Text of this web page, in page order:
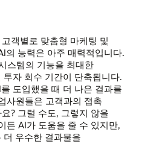
객별로 맞춤형 마케팅 및
의 능력은 아주 매력적입니다.
스템의 기능을 최대한
자 회수 기간이 단축됩니다.
도입했을 때 더 나은 결과를
사원들은 고객과의 접촉
? 그럴 수도, 그렇지 않을
든 AI가 도움을 줄 수 있지만,
우수한 결과물을